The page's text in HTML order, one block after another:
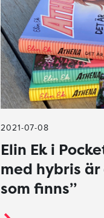
2021-07-08
Elin Ek i
med hybris
som finns”